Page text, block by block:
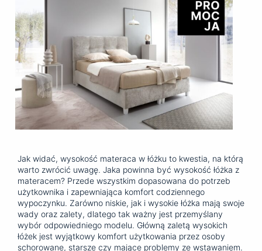
Jak widać, wysokość materaca w łóżku to kwestia, na którą
warto zwrócić uwagę. Jaka powinna być wysokość łóżka z
materacem? Przede wszystkim dopasowana do potrzeb
użytkownika i zapewniająca komfort codziennego
wypoczynku. Zarówno niskie, jak i wysokie łóżka mają swoje
wady oraz zalety, dlatego tak ważny jest przemyślany
wybór odpowiedniego modelu. Główną zaletą wysokich
łóżek jest wyjątkowy komfort użytkowania przez osoby
schorowane, starsze czy mające problemy ze wstawaniem.